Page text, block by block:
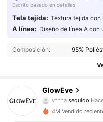
Escrito basado en detalles
Tela tejida: Textura tejida con
A línea: Diseño de línea A con
Composición: 95%
GlowEve
4.78 820K
4.78 820K
v***aseguido
4.78
820K
4M Vendido